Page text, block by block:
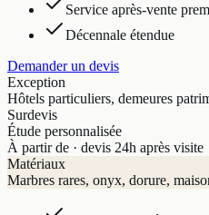
Service après-vente
Décennale étendue
Demander un devis
Exception
Hôtels particuliers, demeures
Surdevis
Étude personnalisée
À partir de · devis 24h après visite
Matériaux
Marbres rares, onyx, dorure,